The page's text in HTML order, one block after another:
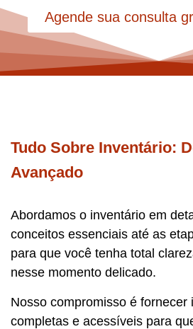
Agende sua consulta
Tudo Sobre Inventário:
Avançado
Abordamos o inventário em
conceitos essenciais até as
para que você tenha total
nesse momento delicado.
Nosso compromisso é fornecer
completas e acessíveis para